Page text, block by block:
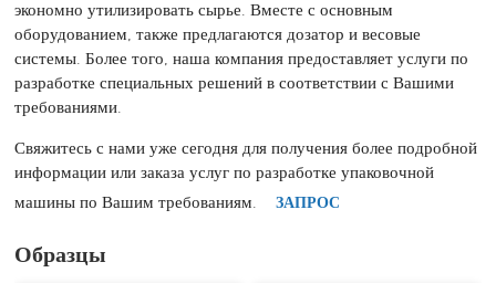
экономно утилизировать сырье. Вместе с основным
оборудованием, также предлагаются дозатор и весовые
системы. Более того, наша компания предоставляет услуги по
разработке специальных решений в соответствии с Вашими
требованиями.
Свяжитесь с нами уже сегодня для получения более подробной
информации или заказа услуг по разработке упаковочной
машины по Вашим требованиям.
ЗАПРОС
Образцы